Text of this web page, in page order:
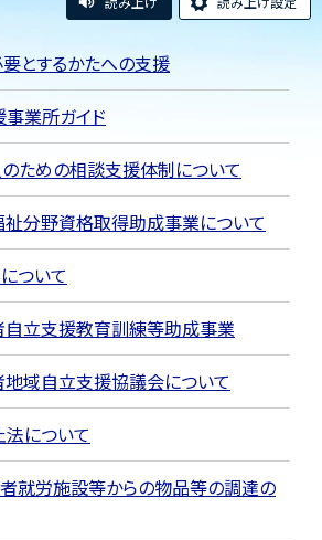
とするかたへの支援
業所ガイド
ための相談支援体制について
分野資格取得助成事業について
ついて
立支援教育訓練等助成事業
域自立支援協議会について
について
就労施設等からの物品等の調達の